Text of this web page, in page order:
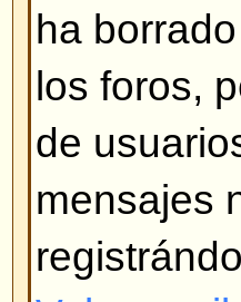
el enlace que
Volver arriba
¿Cómo
de usuario?
Hay dos tipos
usuario, la
asociada con